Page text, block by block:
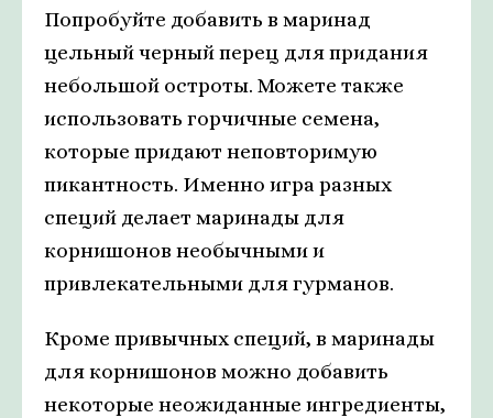
Попробуйте добавить в маринад
цельный черный перец для придания
небольшой остроты. Можете также
использовать горчичные семена,
которые придают неповторимую
пикантность. Именно игра разных
специй делает маринады для
корнишонов необычными и
привлекательными для гурманов.
Кроме привычных специй, в маринады
для корнишонов можно добавить
некоторые неожиданные ингредиенты,